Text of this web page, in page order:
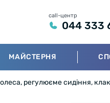
call-центр
044 333
МАЙСТЕРНЯ
регулюєме сидіння,